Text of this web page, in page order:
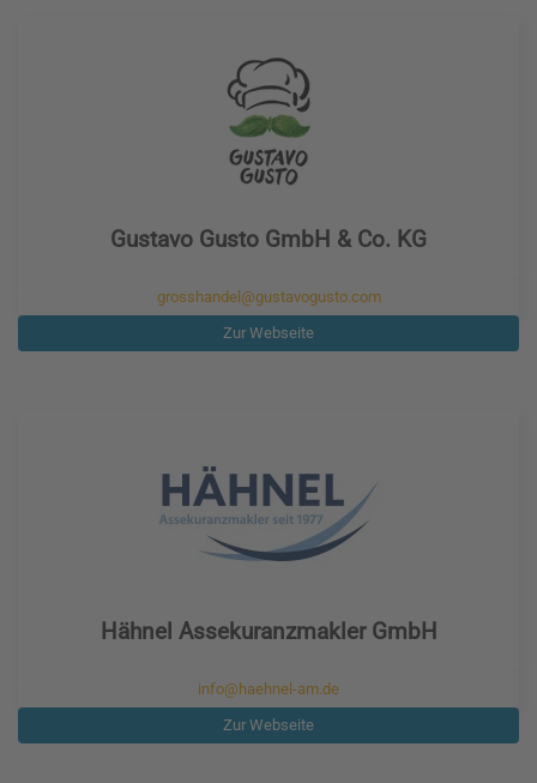
Gustavo Gusto GmbH & Co. KG
grosshandel@gustavogusto.com
Zur Webseite
Hähnel Assekuranzmakler GmbH
info@haehnel-am.de
Zur Webseite